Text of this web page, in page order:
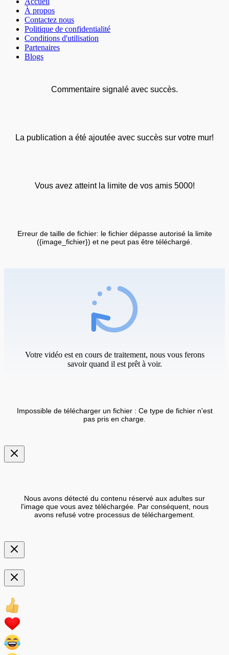
À propos
Contactez nous
Politique de confidentialité
Conditions d'utilisation
Partenaires
Blogs
Commentaire signalé avec succès.
La publication a été ajoutée avec succès sur votre mur!
Vous avez atteint la limite de vos amis 5000!
Erreur de taille de fichier: le fichier dépasse autorisé la limite
({image_fichier}) et ne peut pas être téléchargé.
Votre vidéo est en cours de traitement, nous vous ferons
savoir quand il est prêt à voir.
Impossible de télécharger un fichier : Ce type de fichier n'est
pas pris en charge.
Nous avons détecté du contenu réservé aux adultes sur
l'image que vous avez téléchargée. Par conséquent, nous
avons refusé votre processus de téléchargement.